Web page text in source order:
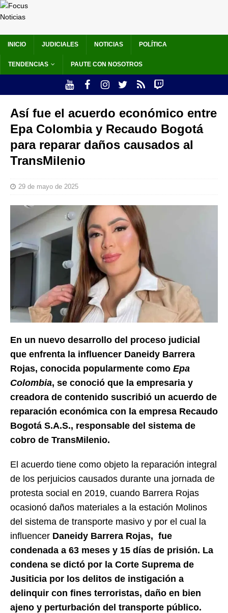
INICIO JUDICIALES NOTICIAS POLÍTICA
TENDENCIAS PAUTE CON NOSOTROS
Así fue el acuerdo económico entre
Epa Colombia y Recaudo Bogotá
para reparar daños causados al
TransMilenio
29 de mayo de 2025
En un nuevo desarrollo del proceso judicial
que enfrenta la influencer Daneidy Barrera
Rojas, conocida popularmente como Epa
Colombia, se conoció que la empresaria y
creadora de contenido suscribió un acuerdo de
reparación económica con la empresa Recaudo
Bogotá S.A.S., responsable del sistema de
cobro de TransMilenio.
El acuerdo tiene como objeto la reparación integral
de los perjuicios causados durante una jornada de
protesta social en 2019, cuando Barrera Rojas
ocasionó daños materiales a la estación Molinos
del sistema de transporte masivo y por el cual la
influencer Daneidy Barrera Rojas, fue
condenada a 63 meses y 15 días de prisión. La
condena se dictó por la Corte Suprema de
Jusiticia por los delitos de instigación a
delinquir con fines terroristas, daño en bien
ajeno y perturbación del transporte público.